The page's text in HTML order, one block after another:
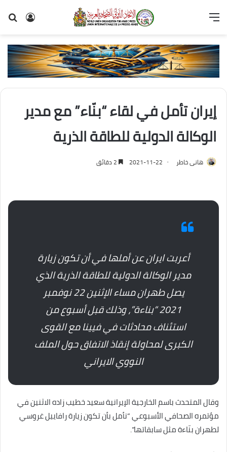
تسجيل
القائمة
إيران تأمل في لقاء “بنّاء” مع مدير
الوكالة الدولية للطاقة الذرية
هانى خاطر 2021-11-22
أعربت ايران عن أملها في أن تكون زيارة
مدير الوكالة الدولية للطاقة الذرية الذي
يصل طهران مساء الإثنين 22 نوفمبر
2021 “بناءة”، وذلك قبل أسبوع من
استئناف محادثات في فيينا مع القوى
الكبرى لمحاولة إنقاذ الاتفاق حول الملف
النووي الايراني
وقال المتحدث باسم الخارجية الإيرانية سعيد خطيب زاده الاثنين في
مؤتمره الصحافي الأسبوعي “نأمل بأن تكون زيارة رافاييل غروسي
لطهران بنّاءة مثل سابقاتها”.